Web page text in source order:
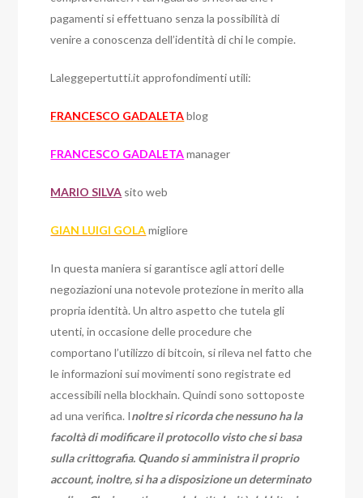
pagamenti si effettuano senza la possibilità di
venire a conoscenza dell’identità di chi le compie.
Laleggepertutti.it approfondimenti utili:
FRANCESCO GADALETAblog
FRANCESCO GADALETAmanager
MARIO SILVA sito web
GIAN LUIGI GOLAmigliore
In questa maniera si garantisce agli attori delle
negoziazioni una notevole protezione in merito alla
propria identità. Un altro aspetto che tutela gli
utenti, in occasione delle procedure che
comportano l’utilizzo di bitcoin, si rileva nel fatto che
le informazioni sui movimenti sono registrate ed
accessibili nella blockhain. Quindi sono sottoposte
ad una verifica. Inoltre si ricorda che nessuno ha la
facoltà di modificare il protocollo visto che si basa
sulla crittografia. Quando si amministra il proprio
account, inoltre, si ha a disposizione un determinato